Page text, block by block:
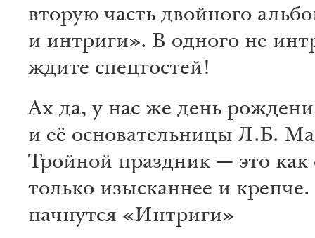
вторую часть двойного
и интриги». В одного не
ждите спецгостей!
Ах да, у нас же день
и её основательницы Л.Б.
Тройной праздник — это как
только изысканнее и
начнутся «Интриги»